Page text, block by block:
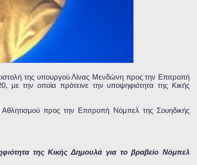
της υπουργού Λίνας Μενδώνη προς την Επιτροπή
με την οποία πρότεινε την υποψηφιότητα της Κικής
προς την Επιτροπή Νόμπελ της Σουηδικής
της Κικής Δημουλά για το βραβείο Νόμπελ